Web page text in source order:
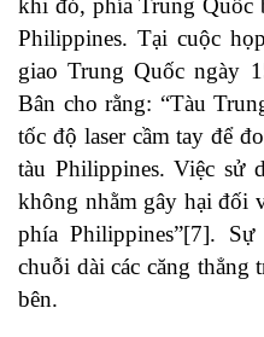
khi đó, phía Trung Quốc
Philippines. Tại cuộc
giao Trung Quốc ngày
Bân cho rằng: “Tàu
tốc độ laser cầm tay để
tàu Philippines. Việc sử
không nhằm gây hại đối
phía Philippines”[7]. Sự
chuỗi dài các căng thẳng
bên.